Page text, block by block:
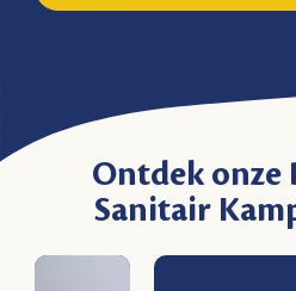
Ontdek onze
Sanitair